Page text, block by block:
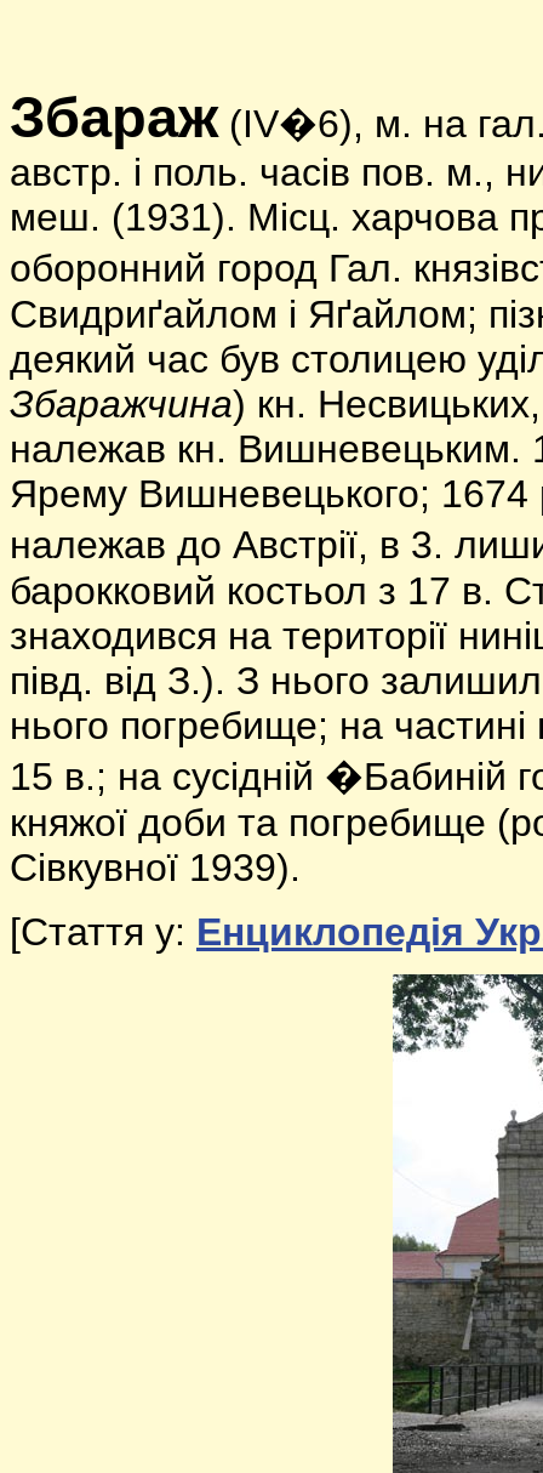
Збараж (IV�6), м. на гал.
австр. і поль. часів пов. м.,
меш. (1931). Місц. харчова
оборонний город Гал.
Свидриґайлом і Яґайлом;
деякий час був столицею
Збаражчина) кн.
належав кн. Вишневецьким.
Ярему Вишневецького; 1674
належав до Австрії, в 3.
барокковий костьол з 17 в.
знаходився на території
півд. від З.). З нього
нього погребище; на
15 в.; на сусідній �Бабиній
княжої доби та погребище
Сівкувної 1939).
[Стаття у: Енциклопедія